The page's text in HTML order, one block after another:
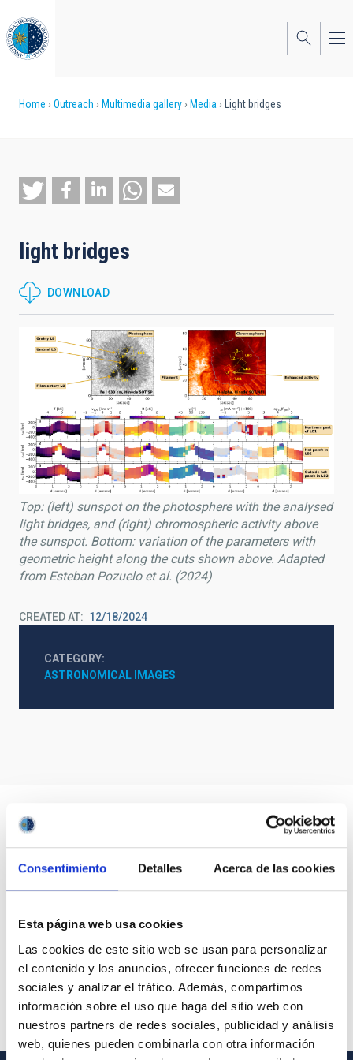
Consentimiento Detalles Acerca de las cookies
Esta página web usa cookies
Las cookies de este sitio web se usan para personalizar
el contenido y los anuncios, ofrecer funciones de redes
sociales y analizar el tráfico. Además, compartimos
información sobre el uso que haga del sitio web con
nuestros partners de redes sociales, publicidad y análisis
web, quienes pueden combinarla con otra información
to
main
content
Breadcrumb
Home Outreach Multimedia gallery Media Light bridges
light bridges
DOWNLOAD
Top: (left) sunspot on the photosphere with the analysed
light bridges, and (right) chromospheric activity above
the sunspot. Bottom: variation of the parameters with
geometric height along the cuts shown above. Adapted
from Esteban Pozuelo et al. (2024)
CREATED AT 12/18/2024
CATEGORY
ASTRONOMICAL IMAGES